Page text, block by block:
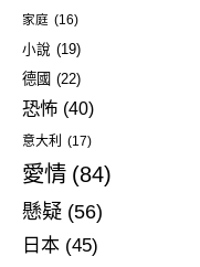
家庭 (16)
小說 (19)
德國 (22)
恐怖 (40)
意大利 (17)
愛情 (84)
懸疑 (56)
日本 (45)